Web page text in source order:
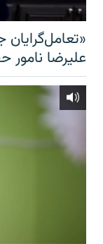
علیرضا نامور